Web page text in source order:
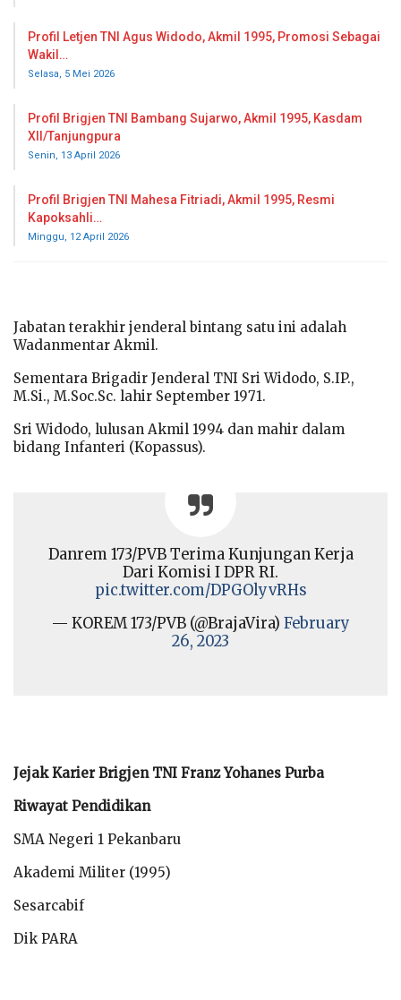
Profil Letjen TNI Agus Widodo, Akmil 1995, Promosi Sebagai
Wakil…
Selasa, 5 Mei 2026
Profil Brigjen TNI Bambang Sujarwo, Akmil 1995, Kasdam
XII/Tanjungpura
Senin, 13 April 2026
Profil Brigjen TNI Mahesa Fitriadi, Akmil 1995, Resmi
Kapoksahli…
Minggu, 12 April 2026
Jabatan terakhir jenderal bintang satu ini adalah
Wadanmentar Akmil.
Sementara Brigadir Jenderal TNI Sri Widodo, S.IP.,
M.Si., M.Soc.Sc. lahir September 1971.
Sri Widodo, lulusan Akmil 1994 dan mahir dalam
bidang Infanteri (Kopassus).
Danrem 173/PVB Terima Kunjungan Kerja
Dari Komisi I DPR RI.
pic.twitter.com/DPGOlyvRHs
— KOREM 173/PVB (@BrajaVira) February
26, 2023
Jejak Karier Brigjen TNI Franz Yohanes Purba
Riwayat Pendidikan
SMA Negeri 1 Pekanbaru
Akademi Militer (1995)
Sesarcabif
Dik PARA